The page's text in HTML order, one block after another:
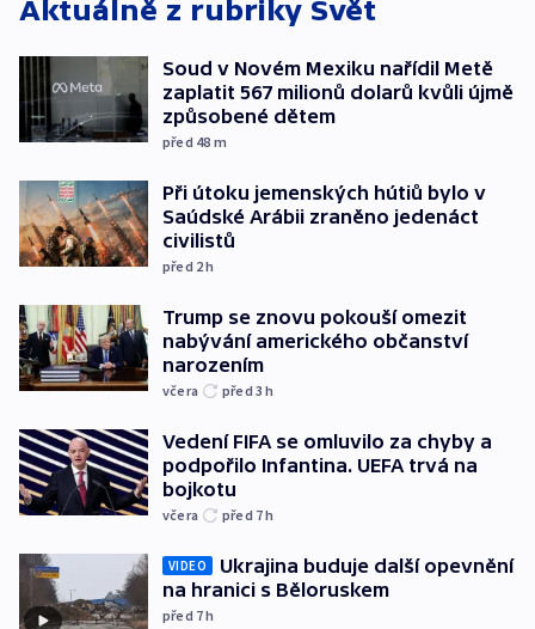
Aktuálně z rubriky Svět
Soud v Novém Mexiku nařídil Metě
zaplatit 567 milionů dolarů kvůli újmě
způsobené dětem
před 48 m
Při útoku jemenských hútiů bylo v
Saúdské Arábii zraněno jedenáct
civilistů
před 2h
Trump se znovu pokouší omezit
nabývání amerického občanství
narozením
včera před 3h
Vedení FIFA se omluvilo za chyby a
podpořilo Infantina. UEFA trvá na
bojkotu
včera před 7h
VIDEO
Ukrajina buduje další opevnění
na hranici s Běloruskem
před 7h